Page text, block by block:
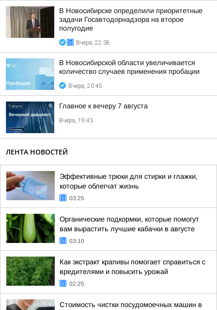
В Новосибирске определили приоритетные
задачи Госавтодорнадзора на второе
полугодие
Вчера, 22:38
В Новосибирской области увеличивается
количество случаев применения пробации
Вчера, 20:45
Главное к вечеру 7 августа
Вчера, 19:43
ЛЕНТА НОВОСТЕЙ
Эффективные трюки для стирки и глажки,
которые облегчат жизнь
03:25
Органические подкормки, которые помогут
вам вырастить лучшие кабачки в августе
03:10
Как экстракт крапивы помогает справиться с
вредителями и повысить урожай
02:25
Стоимость чистки посудомоечных машин в